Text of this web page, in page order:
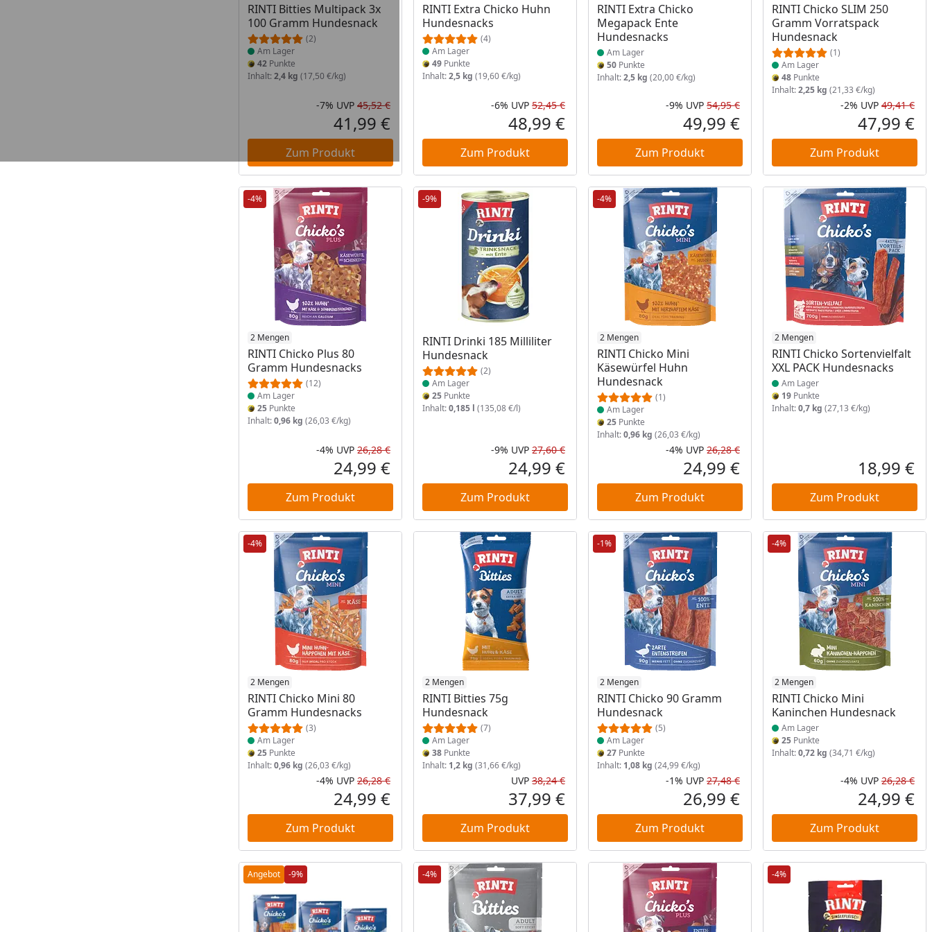
RINTI Bitties Multipack 3x
100 Gramm Hundesnack
(2)
Am Lager
42 Punkte
Inhalt: 2,4 kg (17,50 €/kg)
Rabatt in Prozent
-7%
Ursprünglicher Preis
UVP 45,52 €
Aktueller Preis
41,99 €
Zum Produkt
RINTI Extra Chicko Huhn
Hundesnacks
(4)
Am Lager
49 Punkte
Inhalt:2,5 kg (19,60 €/kg)
Rabatt in Prozent
-6%
Ursprünglicher Preis
UVP 52,45 €
Aktueller Preis
48,99 €
Zum Produkt
RINTI Extra Chicko
Megapack Ente
Hundesnacks
Am Lager
50 Punkte
Inhalt:2,5 kg (20,00 €/kg)
Rabatt in Prozent
-9%
Ursprünglicher Preis
UVP 54,95 €
Aktueller Preis
49,99 €
Zum Produkt
RINTI Chicko SLIM 250
Gramm Vorratspack
Hundesnack
(1)
Am Lager
48 Punkte
Inhalt:2,25 kg (21,33 €/kg)
-2% UVP 49,41 €
47,99 €
Zum Produkt
-4%
2 Mengen
RINTI Chicko Plus 80
Gramm Hundesnacks
(12)
Produkt am Lager
Am Lager
25 Punkte
Inhalt:0,96 kg (26,03 €/kg)
Rabatt in Prozent
-4%
Ursprünglicher Preis
UVP 26,28 €
Aktueller Preis
24,99 €
Zum Produkt
-9%
RINTI Drinki 185 Milliliter
Hundesnack
(2)
Produkt am Lager
Am Lager
25 Punkte
Inhalt:0,185 l (135,08 €/l)
Rabatt in Prozent
-9%
Ursprünglicher Preis
UVP 27,60 €
Aktueller Preis
24,99 €
Zum Produkt
-4%
2 Mengen
RINTI Chicko Mini
Käsewürfel Huhn
Hundesnack
(1)
Produkt am Lager
Am Lager
25 Punkte
Inhalt:0,96 kg (26,03 €/kg)
Rabatt in Prozent
-4%
Ursprünglicher Preis
UVP 26,28 €
Aktueller Preis
24,99 €
Zum Produkt
2 Mengen
RINTI Chicko Sortenvielfalt
XXL PACK Hundesnacks
Produkt am Lager
Am Lager
19 Punkte
Inhalt:0,7 kg (27,13 €/kg)
18,99 €
Zum Produkt
-4%
2 Mengen
RINTI Chicko Mini 80
Gramm Hundesnacks
(3)
Produkt am Lager
Am Lager
25 Punkte
Inhalt:0,96 kg (26,03 €/kg)
Rabatt in Prozent
-4%
Ursprünglicher Preis
UVP 26,28 €
Aktueller Preis
24,99 €
Zum Produkt
2 Mengen
RINTI Bitties 75g
Hundesnack
(7)
Produkt am Lager
Am Lager
38 Punkte
Inhalt: 1,2 kg (31,66 €/kg)
Ursprünglicher Preis
UVP 38,24 €
Aktueller Preis
37,99 €
Zum Produkt
-1%
2 Mengen
RINTI Chicko 90 Gramm
Hundesnack
(5)
Produkt am Lager
Am Lager
27 Punkte
Inhalt: 1,08 kg (24,99 €/kg)
Rabatt in Prozent
-1%
Ursprünglicher Preis
UVP 27,48 €
Aktueller Preis
26,99 €
Zum Produkt
-4%
2 Mengen
RINTI Chicko Mini
Kaninchen Hundesnack
Produkt am Lager
Am Lager
25 Punkte
Inhalt:0,72 kg (34,71 €/kg)
-4% UVP 26,28 €
24,99 €
Zum Produkt
Angebot -9% -4% -4%